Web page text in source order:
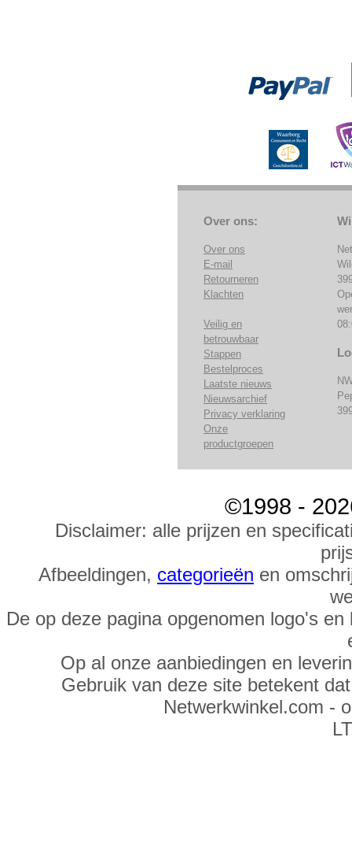
Over ons:
Over ons
E-mail
Retourneren
Klachten
Veilig en
betrouwbaar
Stappen
Bestelproces
Laatste nieuws
Nieuwsarchief
Privacy verklaring
Onze
productgroepen
©1998 -
Disclaimer: alle prijzen en
Afbeeldingen, categorieën en
De op deze pagina opgenomen logo's
Op al onze aanbiedingen en
Gebruik van deze site betekent
Netwerkwinkel.com -